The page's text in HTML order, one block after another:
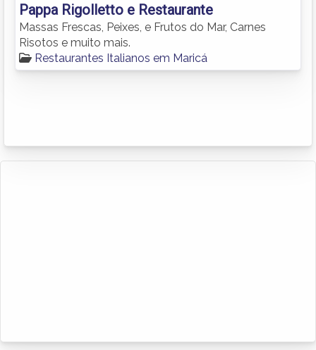
Pappa Rigolletto e Restaurante
Massas Frescas, Peixes, e Frutos do Mar, Carnes
Risotos e muito mais.
Restaurantes Italianos em Maricá